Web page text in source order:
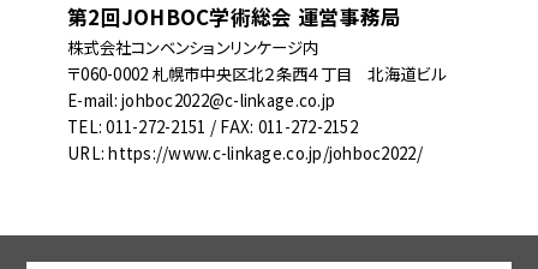
第2回JOHBOC学術総会 運営事務局
株式会社コンベンションリンケージ内
〒060-0002 札幌市中央区北２条西４丁目 北海道ビル
E-mail: johboc2022@c-linkage.co.jp
TEL: 011-272-2151 / FAX: 011-272-2152
URL: https://www.c-linkage.co.jp/johboc2022/